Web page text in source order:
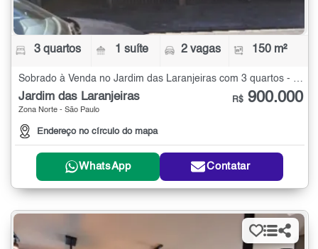
3 quartos 1 suíte 2 vagas 150 m²
Sobrado à Venda no Jardim das Laranjeiras com 3 quartos - 150 m²
Jardim das Laranjeiras
Zona Norte - São Paulo
Endereço no círculo do mapa
R$ 900.000
WhatsApp Contatar